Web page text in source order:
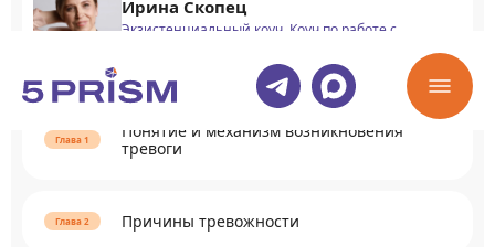
Ирина Скопец
Экзистенциальный коуч. Коуч по работе с
Понятие и механизм возникновения
тревоги
Причины тревожности